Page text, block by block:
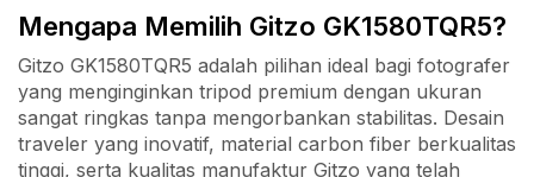
Mengapa Memilih Gitzo GK1580TQR5?
Gitzo GK1580TQR5 adalah pilihan ideal bagi fotografer
yang menginginkan tripod premium dengan ukuran
sangat ringkas tanpa mengorbankan stabilitas. Desain
traveler yang inovatif, material carbon fiber berkualitas
tinggi, serta kualitas manufaktur Gitzo yang telah